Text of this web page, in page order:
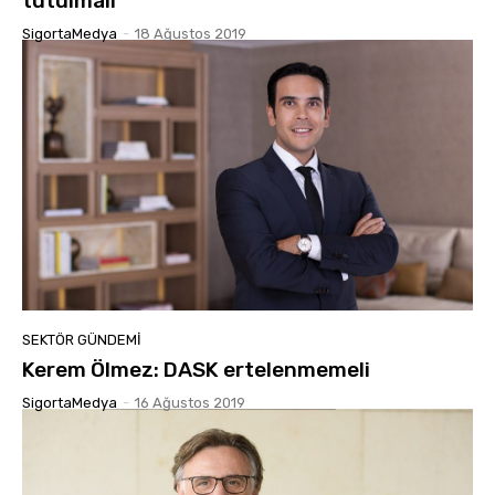
SigortaMedya - 18 Ağustos 2019
SEKTÖR GÜNDEMİ
Kerem Ölmez: DASK ertelenmemeli
SigortaMedya - 16 Ağustos 2019